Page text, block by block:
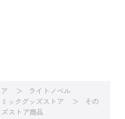
ライトノベル
ックグッズストア
その
ストア商品